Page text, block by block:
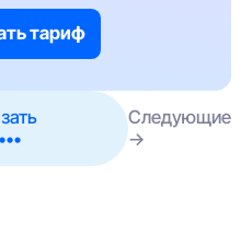
тариф
Следующие
→